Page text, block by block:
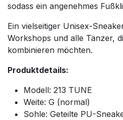
sodass ein angenehmes
Ein vielseitiger Unisex-
Workshops und alle Tänzer,
kombinieren möchten.
Produktdetails:
Modell: 213 TUNE
Weite: G (normal)
Sohle: Geteilte PU-